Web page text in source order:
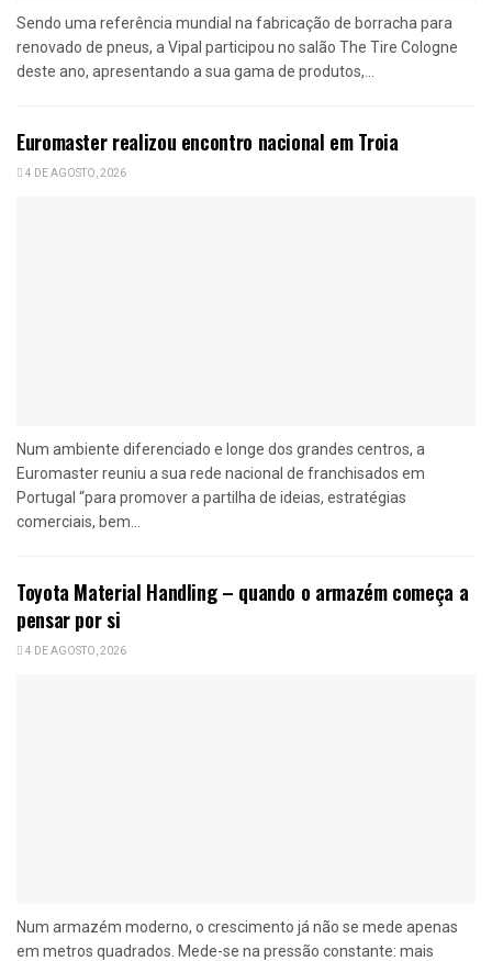
Sendo uma referência mundial na fabricação de borracha para
renovado de pneus, a Vipal participou no salão The Tire Cologne
deste ano, apresentando a sua gama de produtos,...
Euromaster realizou encontro nacional em Troia
4 DE AGOSTO, 2026
Num ambiente diferenciado e longe dos grandes centros, a
Euromaster reuniu a sua rede nacional de franchisados em
Portugal “para promover a partilha de ideias, estratégias
comerciais, bem...
Toyota Material Handling – quando o armazém começa a
pensar por si
4 DE AGOSTO, 2026
Num armazém moderno, o crescimento já não se mede apenas
em metros quadrados. Mede-se na pressão constante: mais